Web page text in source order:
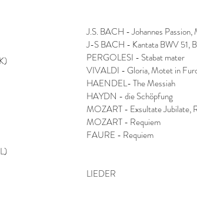
J.S. BACH - Johannes Passion,
J-S BACH - Kantata BWV 51,
PERGOLESI - Stabat mater
VIVALDI - Gloria, Motet in
HAENDEL- The Messiah
HAYDN - die Schöpfung
MOZART - Exsultate Jubilate,
MOZART - Requiem
FAURE - Requiem
LIEDER